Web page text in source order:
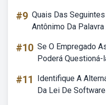
#9 Quais Das
Antônimo Da
#10 Se O Empregado
Poderá
#11
Identifique A
Da Lei De